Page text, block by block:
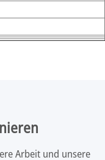
Arbeit und unsere